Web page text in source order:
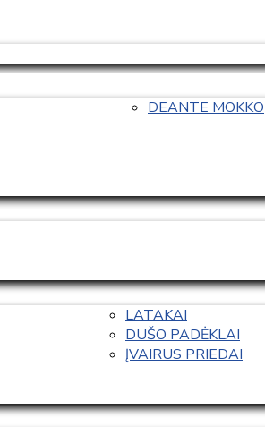
DEANTE MOKKO
LATAKAI
DUŠO PADĖKLAI
ĮVAIRUS PRIEDAI